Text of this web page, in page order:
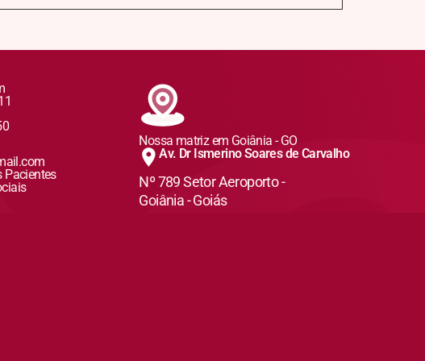
Pacientes
Nossa matriz em Goiânia - GO
Av. Dr Ismerino Soares de Carvalho
Nº 789 Setor Aeroporto -
Goiânia - Goiás